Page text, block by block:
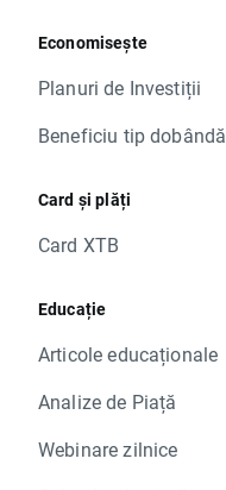
Economisește
Planuri de Investiții
Beneficiu tip dobândă
Card și plăți
Card XTB
Educație
Articole educaționale
Analize de Piață
Webinare zilnice